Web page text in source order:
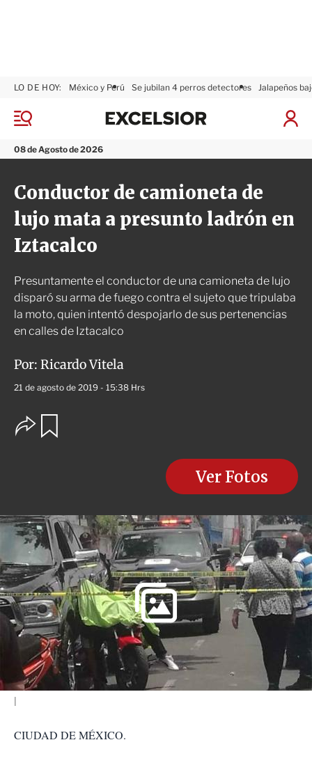
M
n
ú
08 de Agosto de 2026
LO DE HOY: México y Perú Se jubilan 4 perros detectores Jalapeños
I
S
e
x
l
i
o
r
Conductor de camioneta de
lujo mata a presunto ladrón en
Iztacalco
Presuntamente el conductor de una camioneta de lujo
disparó su arma de fuego contra el sujeto que tripulaba
la moto, quien intentó despojarlo de sus pertenencias
en calles de Iztacalco
Por: Ricardo Vitela
21 de agosto de 2019 - 15:38 Hrs
O
p
s
d
e
c
o
m
p
a
r
t
i
r
Ver Fotos
CIUDAD DE MÉXICO.